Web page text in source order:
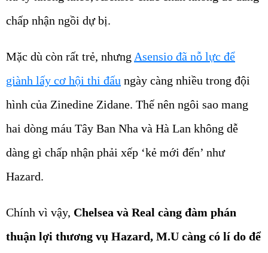
chấp nhận ngồi dự bị.
Mặc dù còn rất trẻ, nhưng Asensio đã nỗ lực để
giành lấy cơ hội thi đấu ngày càng nhiều trong đội
hình của Zinedine Zidane. Thế nên ngôi sao mang
hai dòng máu Tây Ban Nha và Hà Lan không dễ
dàng gì chấp nhận phải xếp ‘kẻ mới đến’ như
Hazard.
Chính vì vậy, Chelsea và Real càng đàm phán
thuận lợi thương vụ Hazard, M.U càng có lí do để